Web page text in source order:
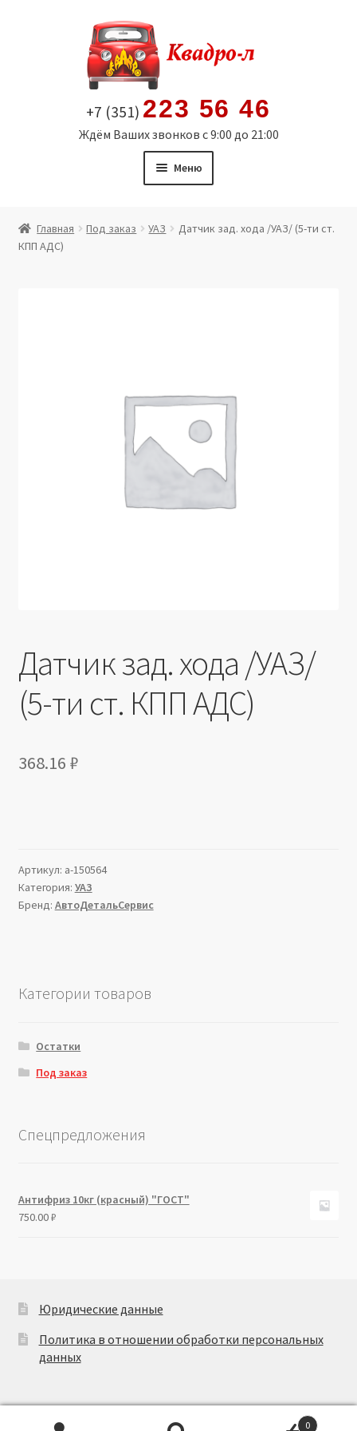
содержимому
+7 (351) 223 56 46
Ждём Ваших звонков с 9:00 до 21:00
Меню
Витрина
Юридические данные
Главная Под заказ УАЗ
Датчик зад. хода /УАЗ/ (5-ти ст.
КПП АДС)
Датчик зад. хода /УАЗ/
(5-ти ст. КПП АДС)
368.16 ₽
Артикул: a-150564
Категория: УАЗ
Бренд: АвтоДетальСервис
Категории товаров
Остатки
Под заказ
Спецпредложения
Антифриз 10кг (красный) "ГОСТ"
750.00₽
Юридические данные
Политика в отношении обработки персональных
данных
0